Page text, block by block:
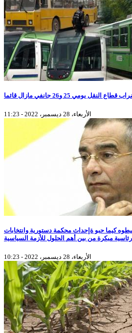
يومي 25 و26 جانفي مازال قائما
الأربعاء، 28 ديسمبر، 2022 - 11:23
كيما حبو ةإحداث محكمة دستورية وانتخابات
الأربعاء، 28 ديسمبر، 2022 - 10:23